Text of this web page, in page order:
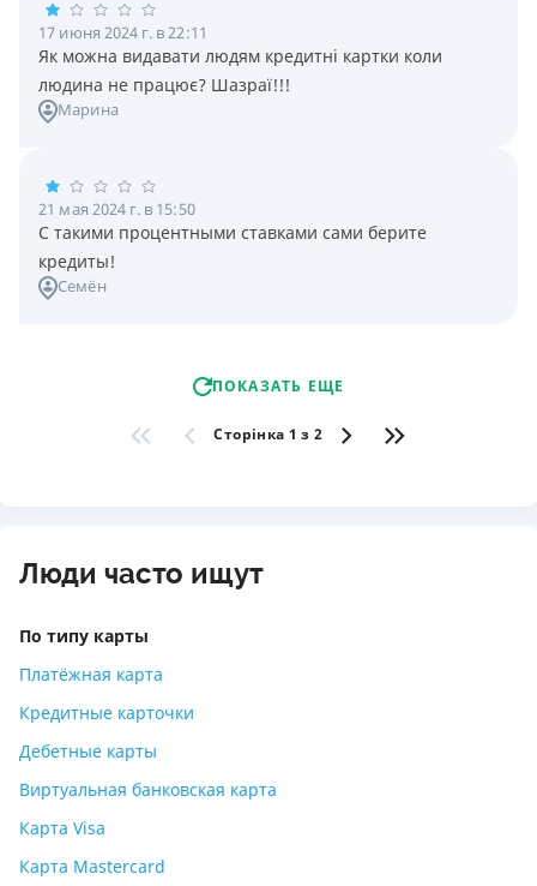
17 июня 2024 г. в 22:11
Як можна видавати людям кредитні картки коли
людина не працює? Шазраї!!!
Марина
21 мая 2024 г. в 15:50
С такими процентными ставками сами берите
кредиты!
Семён
ПОКАЗАТЬ ЕЩЕ
Сторінка 1 з 2
Люди часто ищут
По типу карты
Платёжная карта
Кредитные карточки
Дебетные карты
Виртуальная банковская карта
Карта Visa
Карта Mastercard